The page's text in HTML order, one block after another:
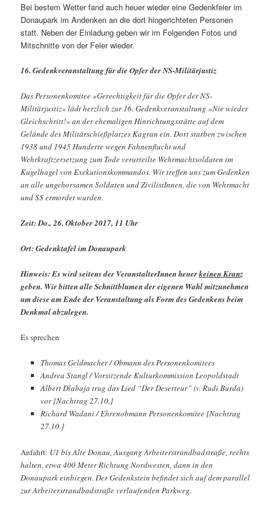
Bei bestem Wetter fand auch heuer wieder eine Gedenkfeier im
Donaupark im Andenken an die dort hingerichteten Personen
statt. Neben der Einladung geben wir im Folgenden Fotos und
Mitschnitte von der Feier wieder.
16. Gedenkveranstaltung für die Opfer der NS-Militärjustiz
Das Personenkomitee »Gerechtigkeit für die Opfer der NS-
Militärjustiz« lädt herzlich zur 16. Gedenkveranstaltung »Nie wieder
Gleichschritt!« an der ehemaligen Hinrichtungsstätte auf dem
Gelände des Militärschießplatzes Kagran ein. Dort starben zwischen
1938 und 1945 Hunderte wegen Fahnenflucht und
Wehrkraftzersetzung zum Tode verurteilte Wehrmachtsoldaten im
Kugelhagel von Exekutionskommandos. Wir treffen uns zum Gedenken
an alle ungehorsamen Soldaten und ZivilistInnen, die von Wehrmacht
und SS ermordet wurden.
Zeit: Do., 26. Oktober 2017, 11 Uhr
Ort: Gedenktafel im Donaupark
Hinweis: Es wird seitens der VeranstalterInnen heuerkeinen Kranz
geben. Wir bitten alle Schnittblumen der eigenen Wahl mitzunehmen
um diese am Ende der Veranstaltung als Form des Gedenkens beim
Denkmal abzulegen.
Es sprechen
Thomas Geldmacher / Obmann des Personenkomitees
Andrea Stangl / Vorsitzende Kulturkommission Leopoldstadt
Albert Dlabaja trug das Lied “Der Deserteur” (v. Rudi Burda)
vor [Nachtrag 27.10.]
Richard Wadani / Ehrenobmann Personenkomitee [Nachtrag
27.10.]
Anfahrt: U1 bis Alte Donau, Ausgang Arbeiterstrandbadstraße, rechts
halten, etwa 400 Meter Richtung Nordwesten, dann in den
Donaupark einbiegen. Der Gedenkstein befindet sich auf dem parallel
zur Arbeiterstrandbadstraße verlaufenden Parkweg.